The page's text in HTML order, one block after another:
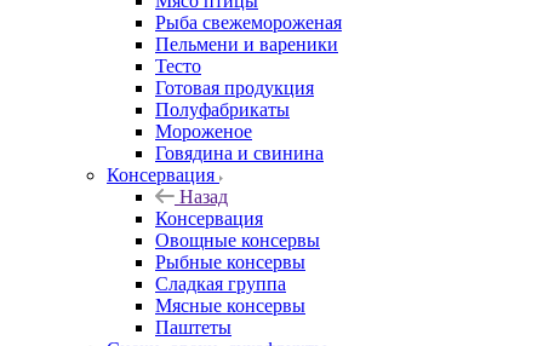
Рыба свежемороженая
Пельмени и вареники
Тесто
Готовая продукция
Полуфабрикаты
Мороженое
Говядина и свинина
Консервация
Назад
Консервация
Овощные консервы
Рыбные консервы
Сладкая группа
Мясные консервы
Паштеты